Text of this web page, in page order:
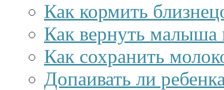
Как кормить
Как вернуть малыша
Как сохранить
Допаивать ли